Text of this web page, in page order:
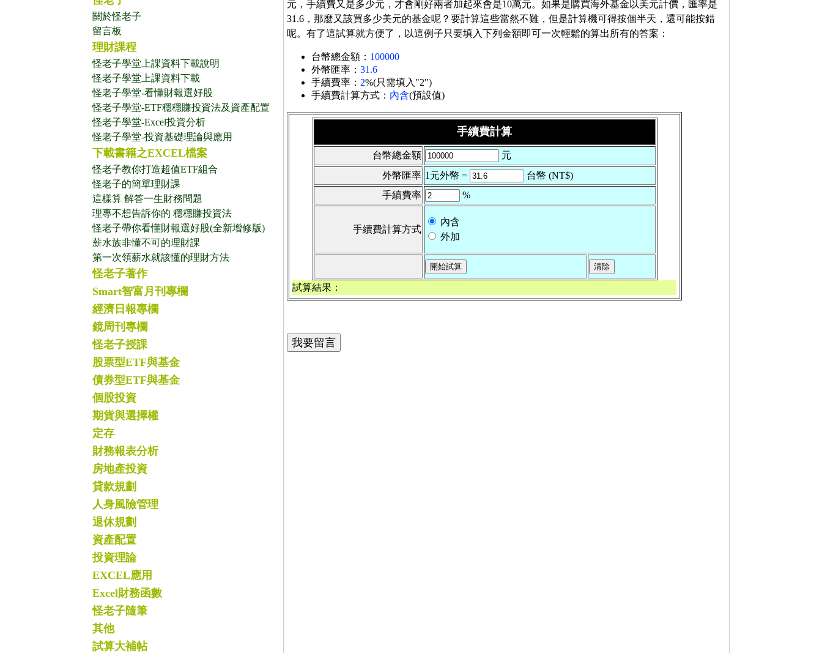
關於怪老子
留言板
理財課程
怪老子學堂上課資料下載說明
怪老子學堂上課資料下載
怪老子學堂-看懂財報選好股
怪老子學堂-ETF穩穩賺投資法及資產配置
怪老子學堂-Excel投資分析
怪老子學堂-投資基礎理論與應用
下載書籍之EXCEL檔案
怪老子教你打造超值ETF組合
怪老子的簡單理財課
這樣算 解答一生財務問題
理專不想告訴你的 穩穩賺投資法
怪老子帶你看懂財報選好股(全新增修版)
薪水族非懂不可的理財課
第一次領薪水就該懂的理財方法
怪老子著作
Smart智富月刊專欄
經濟日報專欄
鏡周刊專欄
怪老子授課
股票型ETF與基金
債券型ETF與基金
個股投資
期貨與選擇權
定存
財務報表分析
房地產投資
貸款規劃
人身風險管理
退休規劃
資產配置
投資理論
EXCEL應用
Excel財務函數
怪老子隨筆
其他
試算大補帖
元，手續費又是多少元，才會剛好兩者加起來會是10萬元。如果是購買海外基金以美元計價，匯率是
31.6，那麼又該買多少美元的基金呢？要計算這些當然不難，但是計算機可得按個半天，還可能按錯
呢。有了這試算就方便了，以這例子只要填入下列金額即可一次輕鬆的算出所有的答案：
台幣總金額： 100000
外幣匯率： 31.6
手續費率： 2%(只需填入"2")
手續費計算方式： 內含(預設值)
手續費計算
台幣總金額
元
外幣匯率 1元外幣 =
台幣 (NT$)
手續費率
%
手續費計算方式
內含
外加
試算結果：